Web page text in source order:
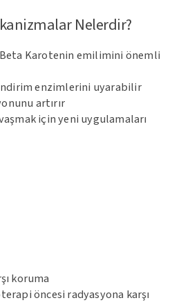
Nelerdir?
Karotenin emilimini önemli
enzimlerini uyarabilir
artırır
için yeni uygulamaları
koruma
öncesi radyasyona karşı